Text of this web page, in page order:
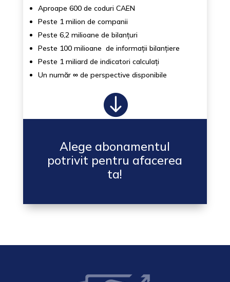
Aproape 600 de coduri CAEN
Peste 1 milion de companii
Peste 6,2 milioane de bilanțuri
Peste 100 milioane de informații bilanțiere
Peste 1 miliard de indicatori calculați
Un număr ∞de perspective disponibile

Alege abonamentul
potrivit pentru afacerea
ta!